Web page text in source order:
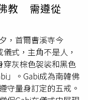
教育、醫療資源豐
城市」，適合退休
在黃敏惠市長的
重，張啟楷強調，
促成「東西區平
續的政策。 但這
地方，基層實力堅強
間，這仗，也沒那麼
幕興奮地說「現在
了」、「來了來
甜蜜互動。《家業》
圖／iQIYI愛奇藝國
便陷入生離死別危
臣後代，導致他被捕
極強的她為替駱文謙
頭，令觀眾看得格外
教 需遵從
，首爾曹溪寺今
式，主角不是人，
穿灰棕色袈裟和黑色
」。Gabi成為南韓佛
守量身訂定的五戒。